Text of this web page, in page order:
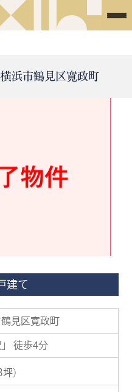
浜市鶴見区寛政町
建て
見区寛政町
徒歩4分
坪）